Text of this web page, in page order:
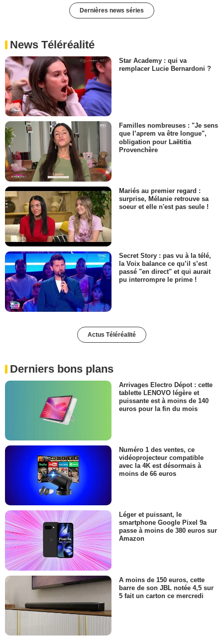
Dernières news séries
News Téléréalité
Star Academy : qui va
remplacer Lucie Bernardoni ?
Familles nombreuses : "Je sens
que l’aprem va être longue",
obligation pour Laëtitia
Provenchère
Mariés au premier regard :
surprise, Mélanie retrouve sa
soeur et elle n'est pas seule !
Secret Story : pas vu à la télé,
la Voix balance ce qu’il s’est
passé "en direct" et qui aurait
pu interrompre le prime !
Actus Téléréalité
Derniers bons plans
Arrivages Electro Dépot : cette
tablette LENOVO légère et
puissante est à moins de 140
euros pour la fin du mois
Numéro 1 des ventes, ce
vidéoprojecteur compatible
avec la 4K est désormais à
moins de 66 euros
Léger et puissant, le
smartphone Google Pixel 9a
passe à moins de 380 euros sur
Amazon
A moins de 150 euros, cette
barre de son JBL notée 4,5 sur
5 fait un carton ce mercredi